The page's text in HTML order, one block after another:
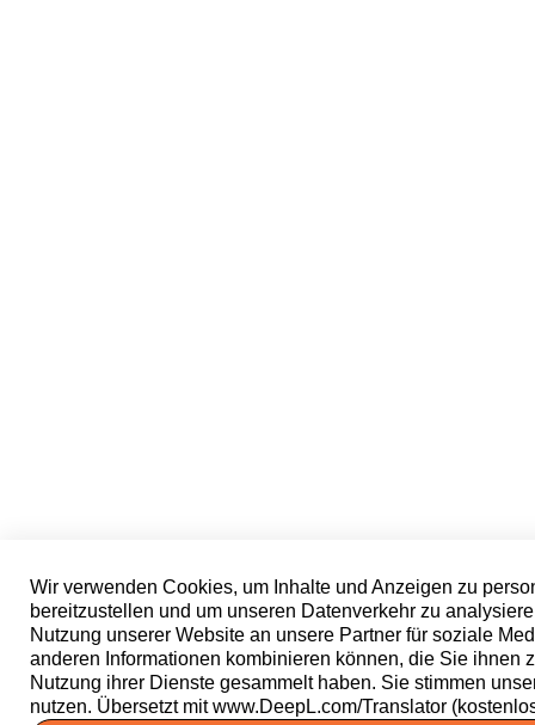
Wir verwenden Cookies, um Inhalte und Anzeigen zu
bereitzustellen und um unseren Datenverkehr zu
Nutzung unserer Website an unsere Partner für soziale
anderen Informationen kombinieren können, die Sie ihnen
Nutzung ihrer Dienste gesammelt haben. Sie stimmen
nutzen. Übersetzt mit www.DeepL.com/Translator